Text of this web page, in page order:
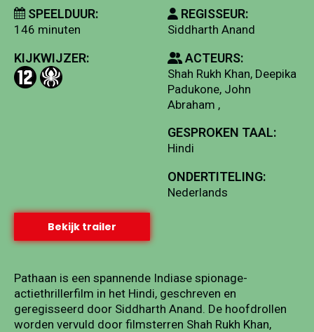
SPEELDUUR:
146 minuten
KIJKWIJZER:
REGISSEUR:
Siddharth Anand
ACTEURS:
Shah Rukh Khan, Deepika
Padukone, John
Abraham ,
GESPROKEN TAAL:
Hindi
ONDERTITELING:
Nederlands
Bekijk trailer
Pathaan is een spannende Indiase spionage-
actiethrillerfilm in het Hindi, geschreven en
geregisseerd door Siddharth Anand. De hoofdrollen
worden vervuld door filmsterren Shah Rukh Khan,